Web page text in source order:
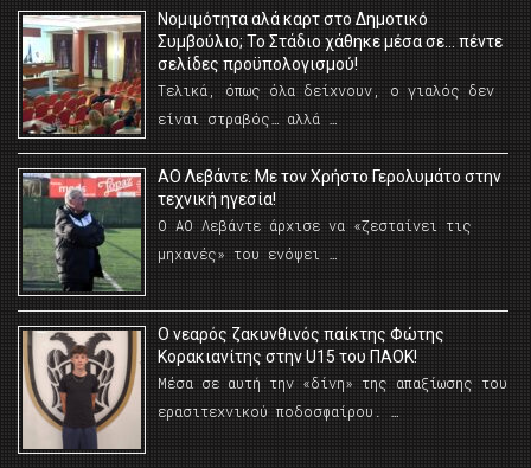
Νομιμότητα αλά καρτ στο Δημοτικό
Συμβούλιο; Το Στάδιο χάθηκε μέσα σε… πέντε
σελίδες προϋπολογισμού!
Τελικά, όπως όλα δείχνουν, ο γιαλός δεν
είναι στραβός… αλλά …
ΑΟ Λεβάντε: Με τον Χρήστο Γερολυμάτο στην
τεχνική ηγεσία!
Ο ΑΟ Λεβάντε άρχισε να «ζεσταίνει τις
μηχανές» του ενόψει …
O νεαρός ζακυνθινός παίκτης Φώτης
Κορακιανίτης στην U15 του ΠΑΟΚ!
Μέσα σε αυτή την «δίνη» της απαξίωσης του
ερασιτεχνικού ποδοσφαίρου. …